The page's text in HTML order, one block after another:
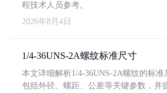
程技术人员参考。
2026年8月4日
1/4-36UNS-2A螺纹标准尺寸
本文详细解析1/4-36UNS-2A螺纹的标准
包括外径、螺距、公差等关键参数，并